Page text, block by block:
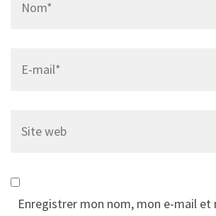
web
Enregistrer mon nom, mon e-mail et